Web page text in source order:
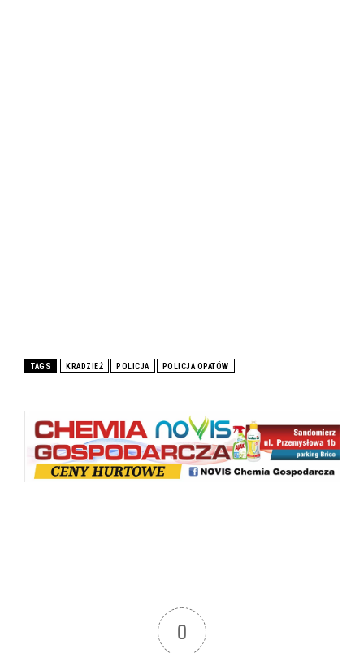
TAGS KRADZIEŻ POLICJA POLICJA OPATÓW
0